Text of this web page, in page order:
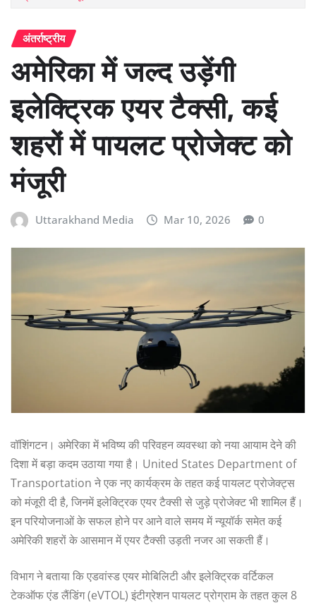
अंतर्राष्ट्रीय
अमेरिका में जल्द उड़ेंगी
इलेक्ट्रिक एयर टैक्सी, कई
शहरों में पायलट प्रोजेक्ट को
मंजूरी
Uttarakhand Media Mar 10, 2026 0
वॉशिंगटन। अमेरिका में भविष्य की परिवहन व्यवस्था को नया आयाम देने की
दिशा में बड़ा कदम उठाया गया है। United States Department of
Transportation ने एक नए कार्यक्रम के तहत कई पायलट प्रोजेक्ट्स
को मंजूरी दी है, जिनमें इलेक्ट्रिक एयर टैक्सी से जुड़े प्रोजेक्ट भी शामिल हैं।
इन परियोजनाओं के सफल होने पर आने वाले समय में न्यूयॉर्क समेत कई
अमेरिकी शहरों के आसमान में एयर टैक्सी उड़ती नजर आ सकती हैं।
विभाग ने बताया कि एडवांस्ड एयर मोबिलिटी और इलेक्ट्रिक वर्टिकल
टेकऑफ एंड लैंडिंग (eVTOL) इंटीग्रेशन पायलट प्रोग्राम के तहत कुल 8